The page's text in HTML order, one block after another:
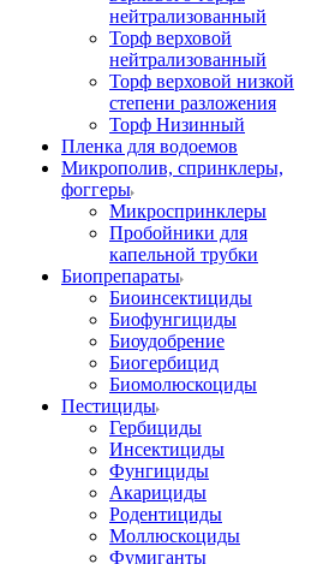
нейтрализованный
Торф верховой
нейтрализованный
Торф верховой низкой
степени разложения
Торф Низинный
Пленка для водоемов
Микрополив, спринклеры,
фоггеры
Микроспринклеры
Пробойники для
капельной трубки
Биопрепараты
Биоинсектициды
Биофунгициды
Биоудобрение
Биогербицид
Биомолюскоциды
Пестициды
Гербициды
Инсектициды
Фунгициды
Акарициды
Родентициды
Моллюскоциды
Фумиганты